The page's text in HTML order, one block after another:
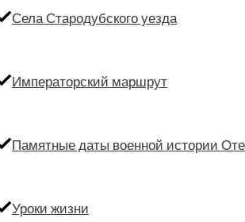
Села Стародубского уезда
Императорский маршрут
Памятные даты военной истории
Уроки жизни